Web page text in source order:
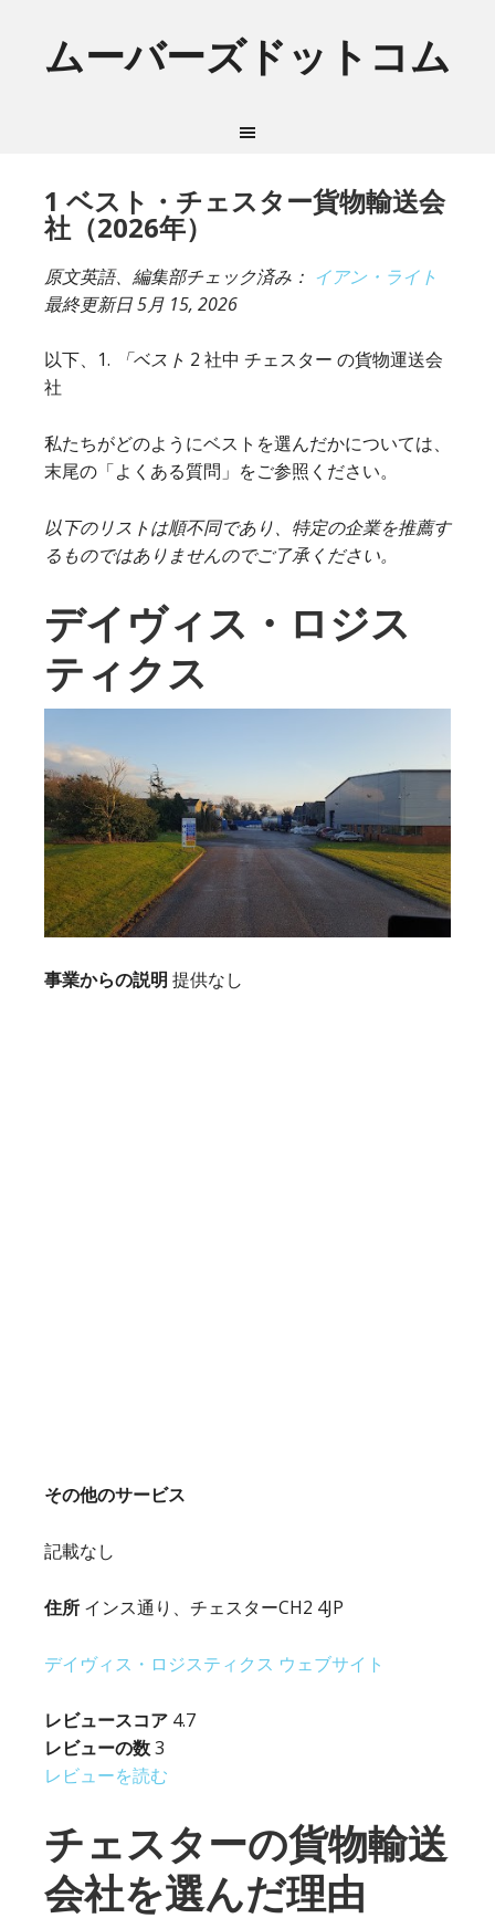
ムーバーズドットコム
1 ベスト・チェスター貨物輸送会
社（2026年）
原文英語、編集部チェック済み： イアン・ライト
最終更新日5月 15, 2026
以下、1. 「ベスト 2 社中 チェスター の貨物運送会
社
私たちがどのようにベストを選んだかについては、
末尾の「よくある質問」をご参照ください。
以下のリストは順不同であり、特定の企業を推薦す
るものではありませんのでご了承ください。
デイヴィス・ロジス
ティクス
事業からの説明 提供なし
その他のサービス
記載なし
住所 インス通り、チェスターCH2 4JP
デイヴィス・ロジスティクス ウェブサイト
レビュースコア 4.7
レビューの数3
レビューを読む
チェスターの貨物輸送
会社を選んだ理由